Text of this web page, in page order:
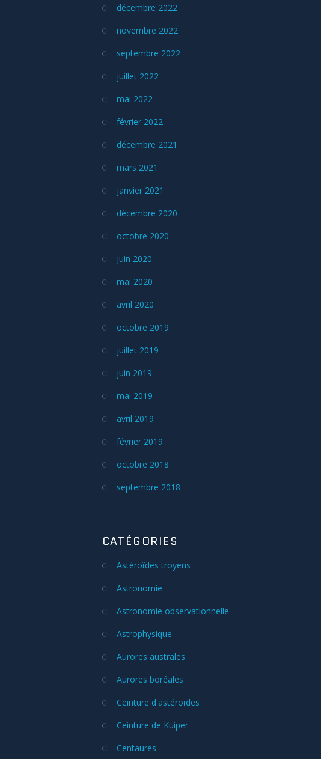
décembre 2022
novembre 2022
septembre 2022
juillet 2022
mai 2022
février 2022
décembre 2021
mars 2021
janvier 2021
décembre 2020
octobre 2020
juin 2020
mai 2020
avril 2020
octobre 2019
juillet 2019
juin 2019
mai 2019
avril 2019
février 2019
octobre 2018
septembre 2018
CATÉGORIES
Astéroïdes troyens
Astronomie
Astronomie observationnelle
Astrophysique
Aurores australes
Aurores boréales
Ceinture d'astéroïdes
Ceinture de Kuiper
Centaures